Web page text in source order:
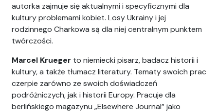
autorka zajmuje się aktualnymi i specyficznymi dla
kultury problemami kobiet. Losy Ukrainy i jej
rodzinnego Charkowa są dla niej centralnym punktem
twórczości.
Marcel Krueger to niemiecki pisarz, badacz historii i
kultury, a także tłumacz literatury. Tematy swoich prac
czerpie zarówno ze swoich doświadczeń
podróżniczych, jak i historii Europy. Pracuje dla
berlińskiego magazynu „Elsewhere Journal” jako